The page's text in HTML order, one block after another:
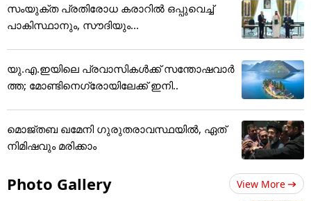
സംയുക്ത പ്രതിരോധ കരാറിൽ ഒപ്പുവെച്ച്
പാകിസ്ഥാനും, സൗദിയും...
യു.എ.ഇയിലെ പ്രവാസികൾക്ക് സന്തോഷവാർ
ത്ത; മോണ്ടിനെഗ്രോയിലേക്ക് ഇനി..
മൊജ്തബ ഖമേനി ഗുരുതരാവസ്ഥയില്‍, ഏത്
നിമിഷവും മരിക്കാം
Photo Gallery View More